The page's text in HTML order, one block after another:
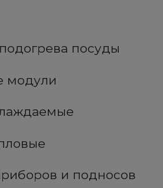
посуды
модули
и подносов